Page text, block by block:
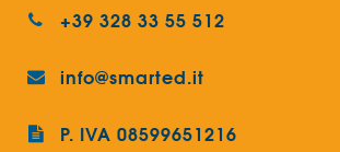
+39 328 33 55 512
info@smarted.it
P. IVA 08599651216